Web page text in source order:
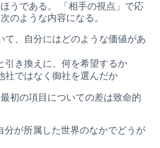
うである。 「相手の視点」で応
のような内容になる。
て、自分にはどのような価値があ
引き換えに、何を希望するか
社ではなく御社を選んだか
初の項目についての差は致命的
分が所属した世界のなかでどうが